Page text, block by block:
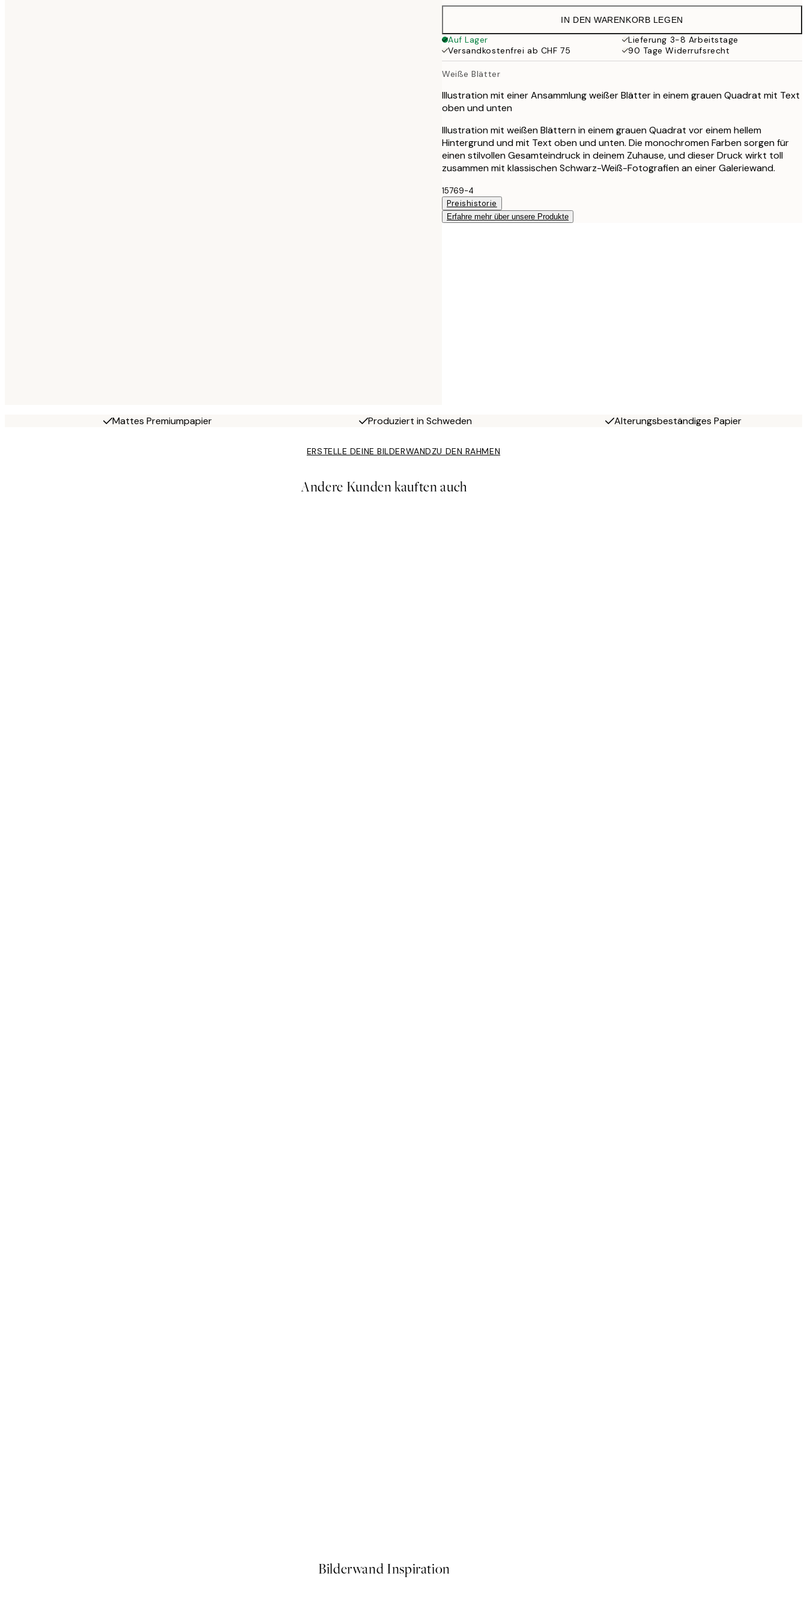
CHF 29.45
CHF 49
70x100 cm
CHF 65.45
IN DEN WARENKORB LEGEN
Auf Lager
Lieferung 3-8 Arbeitstage
Versandkostenfrei ab CHF 75
90 Tage Widerrufsrecht
Weiße Blätter
Illustration mit einer Ansammlung weißer Blätter in einem grauen Quadrat mit Text
oben und unten
Illustration mit weißen Blättern in einem grauen Quadrat vor einem hellem
Hintergrund und mit Text oben und unten. Die monochromen Farben sorgen für
einen stilvollen Gesamteindruck in deinem Zuhause, und dieser Druck wirkt toll
zusammen mit klassischen Schwarz-Weiß-Fotografien an einer Galeriewand.
15769-4
Preishistorie
Erfahre mehr über unsere Produkte
Mattes Premiumpapier Produziert in Schweden Alterungsbeständiges Papier
ERSTELLE DEINE BILDERWANDZU DEN RAHMEN
Andere Kunden kauften auch
Bilderwand Inspiration